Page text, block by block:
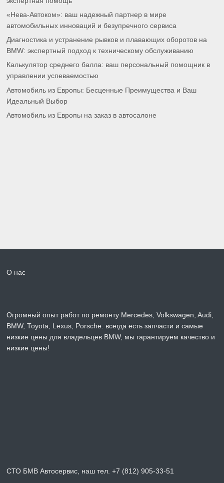
«Нева-Автоком»: ваш надежный партнер в мире
автомобильных инноваций и безупречного сервиса
Диагностика и устранение рывков и плавающих оборотов на
BMW: экспертный подход к техническому обслуживанию
Калькулятор среднего балла: ваш персональный помощник в
управлении успеваемостью
Автомобиль из Европы: Бесценные Преимущества и Ваш
Идеальный Выбор
Автомобиль из Европы на заказ в автосалоне
О нас
Огромный опыт работ по ремонту Mercedes, Volkswagen, Audi,
BMW, Toyota, Lexus, Porsche. всегда есть запчасти и самые
низкие цены для владельцев BMW, мы гарантируем качество и
низкие цены!
СТО БМВ Автосервис, наш тел. +7 (812) 905-33-51